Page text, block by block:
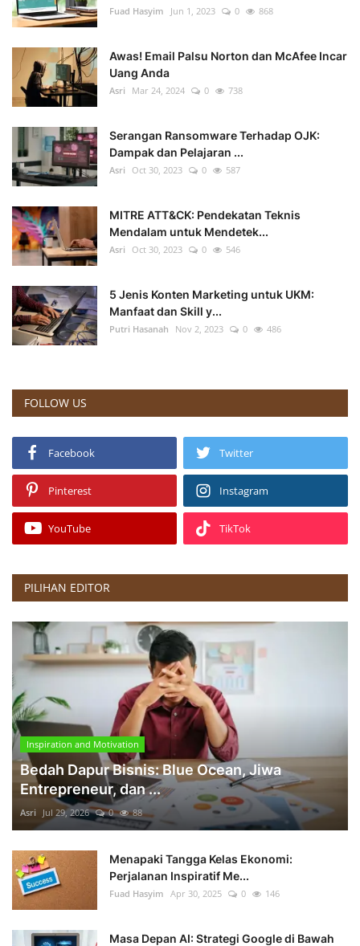
Fuad Hasyim Jun 1, 2023 0 868
Awas! Email Palsu Norton dan McAfee Incar
Uang Anda
Asri Mar 24, 2024 0 738
Serangan Ransomware Terhadap OJK:
Dampak dan Pelajaran ...
Asri Oct 30, 2023 0 587
MITRE ATT&CK: Pendekatan Teknis
Mendalam untuk Mendetek...
Asri Oct 30, 2023 0 546
5 Jenis Konten Marketing untuk UKM:
Manfaat dan Skill y...
Putri Hasanah Nov 2, 2023 0 486
FOLLOW US
Facebook Twitter
Pinterest Instagram
YouTube TikTok
PILIHAN EDITOR
Inspiration and Motivation
Bedah Dapur Bisnis: Blue Ocean, Jiwa
Entrepreneur, dan ...
Asri Jul 29, 2026 0 88
Menapaki Tangga Kelas Ekonomi:
Perjalanan Inspiratif Me...
Fuad Hasyim Apr 30, 2025 0 146
Masa Depan AI: Strategi Google di Bawah